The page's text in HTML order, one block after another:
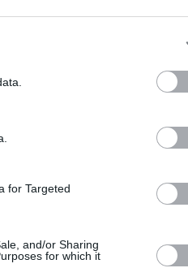
for Targeted
and/or Sharing
for which it
a viajeros de
Kiosko.net